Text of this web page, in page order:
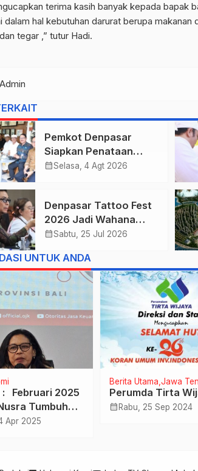
terima kasih banyak kepada bapak
dalam hal kebutuhan darurat berupa makanan
tegar ,” tutur Hadi.
Pemkot Denpasar
Siapkan Penataan
Wajah Pusat Kota,
Prioritas
calendar_monthSelasa, 4 Agt 2026
Denpasar Tattoo Fest
2026 Jadi Wahana
Penguatan Ekonomi
calendar_monthSabtu, 25 Jul 2026
UNTUK ANDA
: Februari 2025
Tumbuh
dan Stabil
Apr 2025
Berita Utama Jawa
Perumda Tirta
calendar_month Rabu, 25 Sep 2024